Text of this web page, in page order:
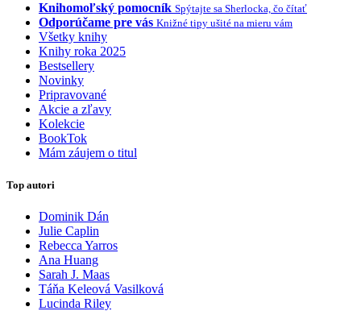
Knihomoľský pomocník Spýtajte sa Sherlocka, čo čítať
Odporúčame pre vás Knižné tipy ušité na mieru vám
Všetky knihy
Knihy roka 2025
Bestsellery
Novinky
Pripravované
Akcie a zľavy
Kolekcie
BookTok
Mám záujem o titul
Top autori
Dominik Dán
Julie Caplin
Rebecca Yarros
Ana Huang
Sarah J. Maas
Táňa Keleová Vasilková
Lucinda Riley